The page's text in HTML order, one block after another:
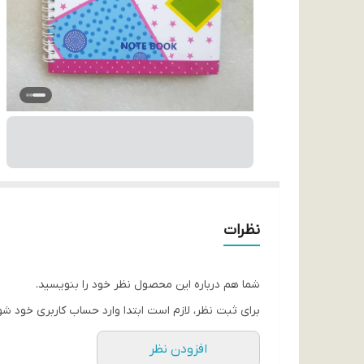
نظرات
شما هم درباره این محصول نظر خود را بنویسید.
برای ثبت نظر، لازم است ابتدا وارد حساب کاربری خود
افزودن نظر